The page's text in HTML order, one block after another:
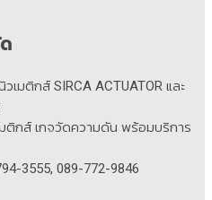
มติกส์ SIRCA ACTUATOR และ
ติกส์ เกจวัดความดัน พร้อมบริการ
3555, 089-772-9846